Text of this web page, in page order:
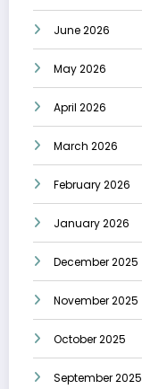
June 2026
May 2026
April 2026
March 2026
February 2026
January 2026
December 2025
November 2025
October 2025
September 2025